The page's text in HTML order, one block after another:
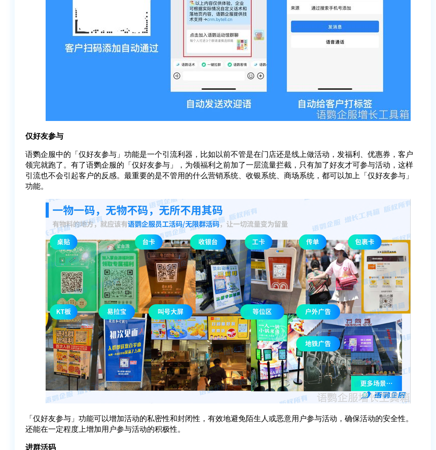
仅好友参与
语鹦企服中的「仅好友参与」功能是一个引流利器，比如以前不管是在门店还是线上做活动，发福利、优惠券，客户
领完就跑了。有了语鹦企服的「仅好友参与」，为领福利之前加了一层流量拦截，只有加了好友才可参与活动，这样
引流也不会引起客户的反感。最重要的是不管用的什么营销系统、收银系统、商场系统，都可以加上「仅好友参与」
功能。
「仅好友参与」功能可以增加活动的私密性和封闭性，有效地避免陌生人或恶意用户参与活动，确保活动的安全性。
还能在一定程度上增加用户参与活动的积极性。
进群活码